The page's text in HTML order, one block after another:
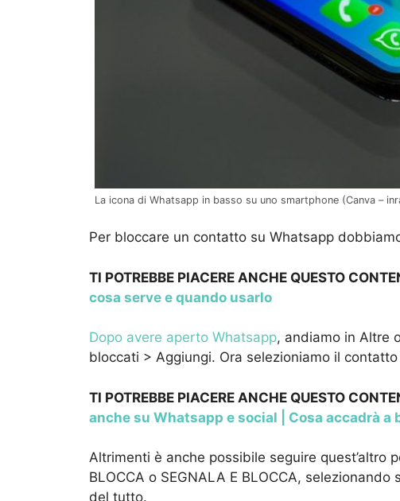
La icona di Whatsapp in basso su uno smartphone (Canva –
Per bloccare un contatto su Whatsapp
TI POTREBBE PIACERE ANCHE QUESTO
cosa serve e quando usarlo
Dopo avere aperto Whatsapp, andiamo in Altre
bloccati > Aggiungi. Ora selezioniamo il
TI POTREBBE PIACERE ANCHE QUESTO
anche su Whatsapp e social | Cosa accadrà a
Altrimenti è anche possibile seguire quest’altro
BLOCCA o SEGNALA E BLOCCA,
del tutto.